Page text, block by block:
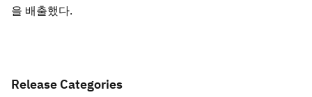
을 배출했다.
Release Categories